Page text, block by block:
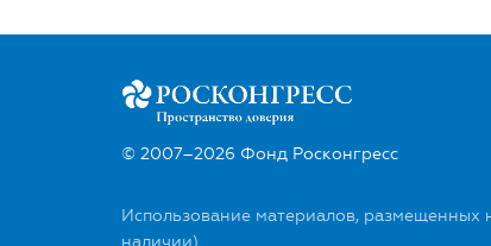
© 2007–2026 Фонд Росконгресс
Использование материалов, размещенных